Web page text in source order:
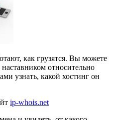
как грузятся. Вы можете
относительно
узнать, какой хостинг он
ip-whois.net